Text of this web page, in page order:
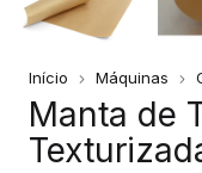
Início Máquinas
Manta de